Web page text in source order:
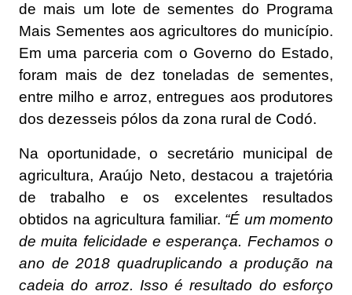
de mais um lote de sementes do Programa
Mais Sementes aos agricultores do município.
Em uma parceria com o Governo do Estado,
foram mais de dez toneladas de sementes,
entre milho e arroz, entregues aos produtores
dos dezesseis pólos da zona rural de Codó.
Na oportunidade, o secretário municipal de
agricultura, Araújo Neto, destacou a trajetória
de trabalho e os excelentes resultados
obtidos na agricultura familiar. “É um momento
de muita felicidade e esperança. Fechamos o
ano de 2018 quadruplicando a produção na
cadeia do arroz. Isso é resultado do esforço